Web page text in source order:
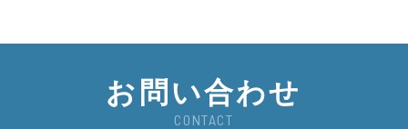
お問い合わせ
CONTACT